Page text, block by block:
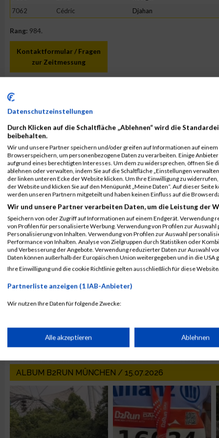
7062
Cédric Djahan
Rang: 984.
Kontaktformular / Fragen
zur Zeitmessung
ALBUM B2RUN MÜNCHEN / 15.07.2026
Datenschutzeinstellungen
Durch Klicken auf die Schaltfläche „Ablehnen“ wird die
beibehalten.
Wir und unsere Partner speichern und/oder greifen auf Informationen auf einem
Browserspeichern, um personenbezogene Daten zu verarbeiten. Einige
aufgrund eines berechtigten Interesses. Um dem zu widersprechen, öffnen Sie
ablehnen oder verwalten, indem Sie auf die Schaltfläche „Einstellungen
der linken unteren Ecke der Website klicken. Um Ihre Einwilligung zu
der Website und klicken Sie auf den Menüpunkt „Meine Daten“. Auf dieser
werden unseren Partnern mitgeteilt und haben keinen Einfluss auf die
Wir und unsere Partner verarbeiten Daten, um die Leistung der
Speichern von oder Zugriff auf Informationen auf einem Endgerät. Verwendung
von Profilen für personalisierte Werbung. Verwendung von Profilen zur
Personalisierung von Inhalten. Verwendung von Profilen zur Auswahl
Performance von Inhalten. Analyse von Zielgruppen durch Statistiken oder
und Verbesserung der Angebote. Verwendung reduzierter Daten zur Auswahl
Daten können außerhalb der Europäischen Union weitergegeben und in die USA
Ihre Einwilligung und die cookie Richtlinie gelten ausschließlich für diese
Partnerliste anzeigen (1 IAB-Anbieter)
Wir nutzen Ihre Daten für folgende Zwecke:
Speichern von oder Zugriff auf Informationen auf einem
Verwendung reduzierter Daten zur Auswahl von
Erstellung von Profilen für personalisierte Werbung
Verwendung von Profilen zur Auswahl personalisierter Werbung
Alle akzeptieren Ablehnen